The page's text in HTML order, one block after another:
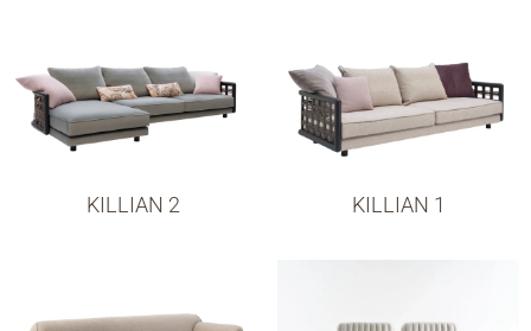
KILLIAN 2 KILLIAN 1